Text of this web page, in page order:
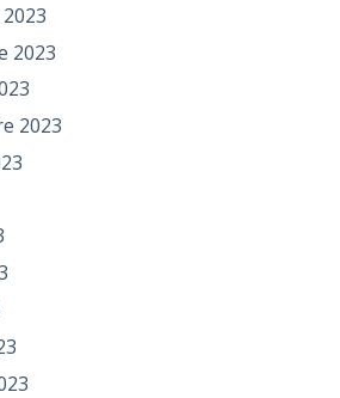
2023
2023